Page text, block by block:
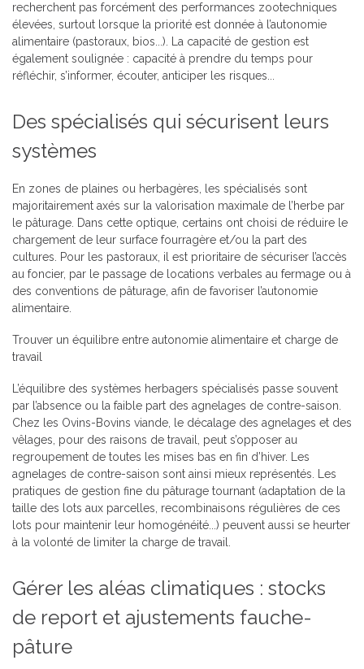
recherchent pas forcément des performances zootechniques
élevées, surtout lorsque la priorité est donnée à l’autonomie
alimentaire (pastoraux, bios...). La capacité de gestion est
également soulignée : capacité à prendre du temps pour
réfléchir, s’informer, écouter, anticiper les risques...
Des spécialisés qui sécurisent leurs
systèmes
En zones de plaines ou herbagères, les spécialisés sont
majoritairement axés sur la valorisation maximale de l’herbe par
le pâturage. Dans cette optique, certains ont choisi de réduire le
chargement de leur surface fourragère et/ou la part des
cultures. Pour les pastoraux, il est prioritaire de sécuriser l’accès
au foncier, par le passage de locations verbales au fermage ou à
des conventions de pâturage, afin de favoriser l’autonomie
alimentaire.
Trouver un équilibre entre autonomie alimentaire et charge de
travail
L’équilibre des systèmes herbagers spécialisés passe souvent
par l’absence ou la faible part des agnelages de contre-saison.
Chez les Ovins-Bovins viande, le décalage des agnelages et des
vêlages, pour des raisons de travail, peut s’opposer au
regroupement de toutes les mises bas en fin d’hiver. Les
agnelages de contre-saison sont ainsi mieux représentés. Les
pratiques de gestion fine du pâturage tournant (adaptation de la
taille des lots aux parcelles, recombinaisons régulières de ces
lots pour maintenir leur homogénéité...) peuvent aussi se heurter
à la volonté de limiter la charge de travail.
Gérer les aléas climatiques : stocks
de report et ajustements fauche-
pâture